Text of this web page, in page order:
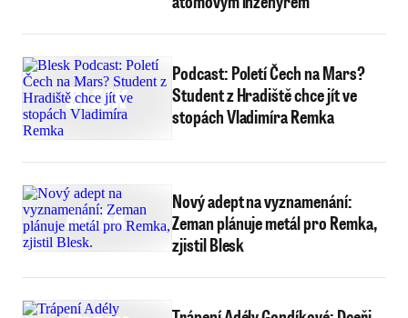
Podcast: Poletí Čech na Mars?
Student z Hradiště chce jít ve
stopách Vladimíra Remka
Nový adept na vyznamenání:
Zeman plánuje metál pro Remka,
zjistil Blesk